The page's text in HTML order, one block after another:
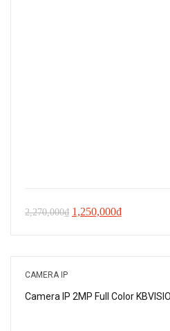
2,270,000₫ Giá
1,250,000₫Giá
CAMERA IP
Camera IP 2MP Full Color